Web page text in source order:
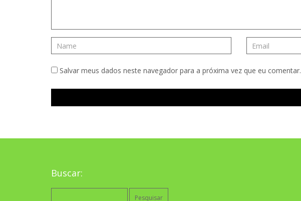
Salvar meus dados neste navegador para a próxima vez que eu comentar.
Buscar: